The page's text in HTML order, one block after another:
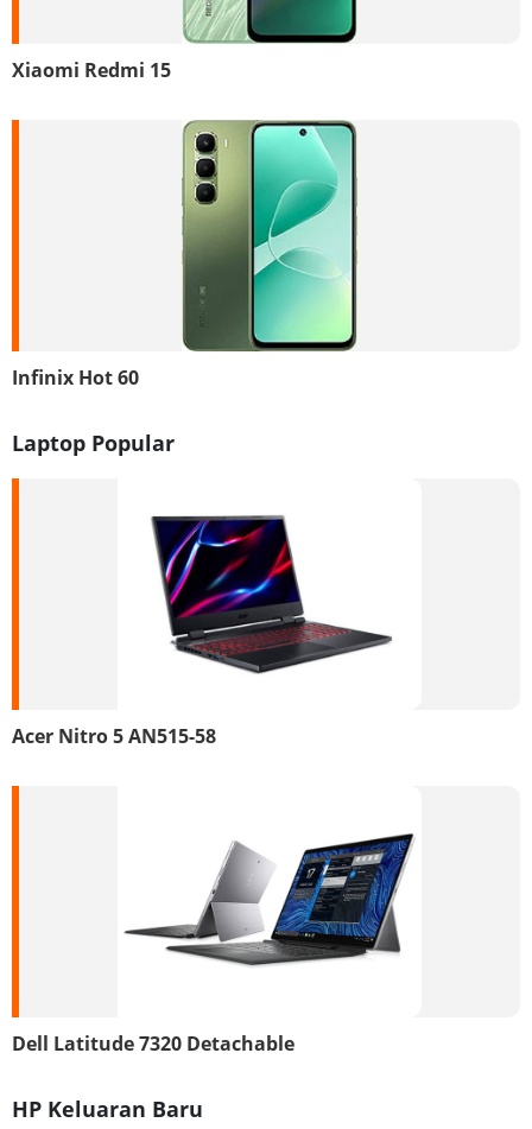
Xiaomi Redmi 15
Infinix Hot 60
Laptop Popular
Acer Nitro 5 AN515-58
Dell Latitude 7320 Detachable
HP Keluaran Baru